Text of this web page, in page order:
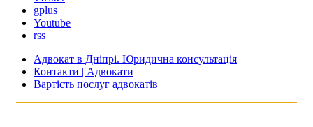
gplus
Youtube
rss
Адвокат в Дніпрі. Юридична консультація
Контакти | Адвокати
Вартість послуг адвокатів